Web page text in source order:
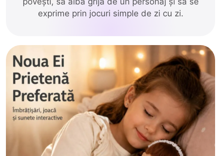
exprime prin jocuri simple de zi cu zi.